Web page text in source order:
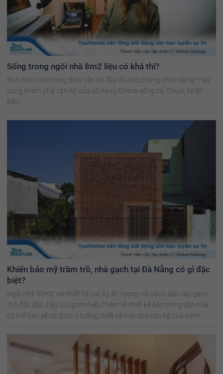
Sống trong ngôi nhà 8m2 liệu có khả thi?
Bạn có tin chỉ trong 8m2 vẫn có đầy đủ các phòng chức năng? Hãy
cùng khám phá căn hộ của cô nàng Emma sống tại Tokyo, Nhật
Bản.
Khiến báo mỹ trầm trồ, nhà gạch tại Đà Nẵng có gì đặc
biệt?
Ngôi nhà 80m2 với thiết kế cực kỳ ấn tượng với cách sắp xếp gạch
thô độc đáo, hãy cùng tìm hiểu thêm về thiết kế bên trong căn nhà,
có thể bạn sẽ có được ý tưởng thiết kế mới cho căn hộ của mình.